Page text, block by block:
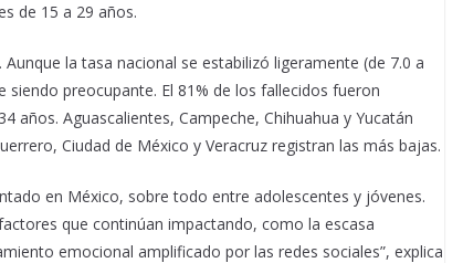
de 15 a 29 años.
la tasa nacional se estabilizó ligeramente (de 7.0 a
preocupante. El 81% de los fallecidos fueron
Aguascalientes, Campeche, Chihuahua y Yucatán
Ciudad de México y Veracruz registran las más bajas.
en México, sobre todo entre adolescentes y jóvenes.
que continúan impactando, como la escasa
emocional amplificado por las redes sociales”, explica